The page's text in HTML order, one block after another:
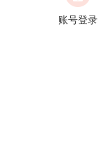
账号登录